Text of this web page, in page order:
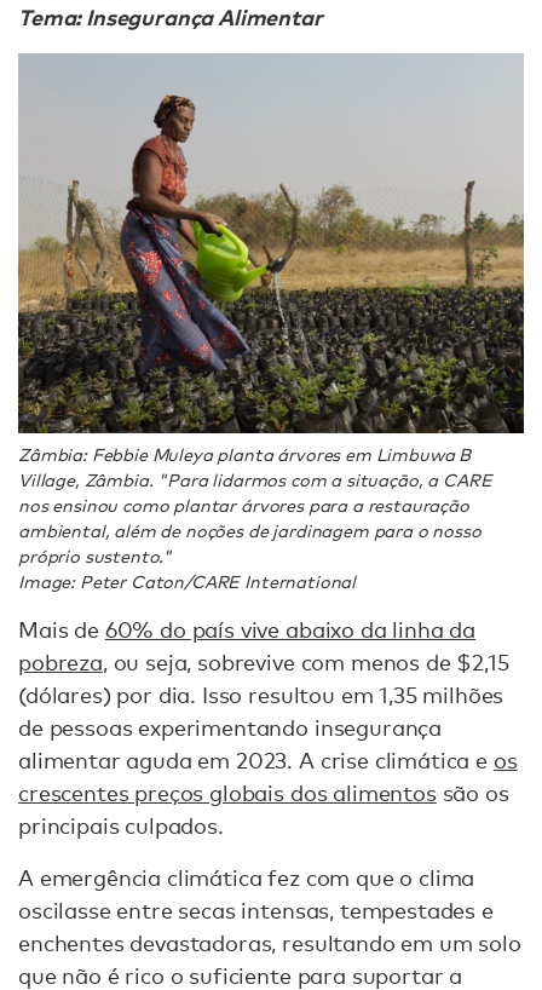
Tema: Insegurança Alimentar
Zâmbia: Febbie Muleya planta árvores em Limbuwa B
Village, Zâmbia. "Para lidarmos com a situação, a CARE
nos ensinou como plantar árvores para a restauração
ambiental, além de noções de jardinagem para o nosso
próprio sustento."
Image: Peter Caton/CARE International
Mais de 60% do país vive abaixo da linha da
pobreza, ou seja, sobrevive com menos de $2,15
(dólares) por dia. Isso resultou em 1,35 milhões
de pessoas experimentando insegurança
alimentar aguda em 2023. A crise climática e os
crescentes preços globais dos alimentossão os
principais culpados.
A emergência climática fez com que o clima
oscilasse entre secas intensas, tempestades e
enchentes devastadoras, resultando em um solo
que não é rico o suficiente para suportar a